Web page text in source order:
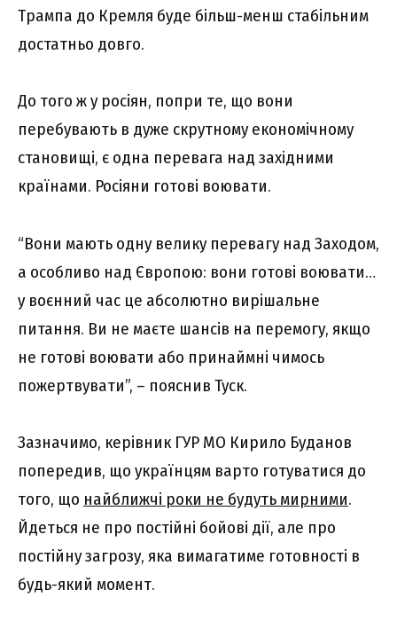
Трампа до Кремля буде більш-менш стабільним
достатньо довго.
До того ж у росіян, попри те, що вони
перебувають в дуже скрутному економічному
становищі, є одна перевага над західними
країнами. Росіяни готові воювати.
“Вони мають одну велику перевагу над Заходом,
а особливо над Європою: вони готові воювати…
у воєнний час це абсолютно вирішальне
питання. Ви не маєте шансів на перемогу, якщо
не готові воювати або принаймні чимось
пожертвувати”, – пояснив Туск.
Зазначимо, керівник ГУР МО Кирило Буданов
попередив, що українцям варто готуватися до
того, що найближчі роки не будуть мирними.
Йдеться не про постійні бойові дії, але про
постійну загрозу, яка вимагатиме готовності в
будь-який момент.